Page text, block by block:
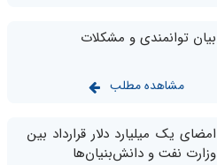
بیان توانمندی و مشکلات
مشاهده مطلب
امضای یک میلیارد دلار قرارداد بین
وزارت نفت و دانش‌بنیان‌ها